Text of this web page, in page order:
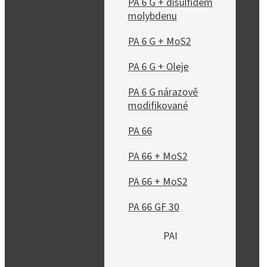
molybdenu
PA 6 G + MoS2
PA 6 G + Oleje
PA 6 G nárazově
modifikované
PA 66
PA 66 + MoS2
PA 66 + MoS2
PA 66 GF 30
PAI